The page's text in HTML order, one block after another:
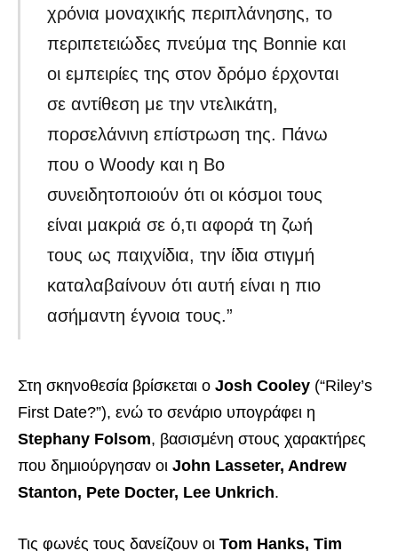
χρόνια μοναχικής περιπλάνησης, το
περιπετειώδες πνεύμα της Bonnie και
οι εμπειρίες της στον δρόμο έρχονται
σε αντίθεση με την ντελικάτη,
πορσελάνινη επίστρωση της. Πάνω
που ο Woody και η Βο
συνειδητοποιούν ότι οι κόσμοι τους
είναι μακριά σε ό,τι αφορά τη ζωή
τους ως παιχνίδια, την ίδια στιγμή
καταλαβαίνουν ότι αυτή είναι η πιο
ασήμαντη έγνοια τους.”
Στη σκηνοθεσία βρίσκεται ο Josh Cooley (“Riley’s
First Date?”), ενώ το σενάριο υπογράφει η
Stephany Folsom, βασισμένη στους χαρακτήρες
που δημιούργησαν οι John Lasseter, Andrew
Stanton, Pete Docter, Lee Unkrich.
Τις φωνές τους δανείζουν οι Tom Hanks, Tim